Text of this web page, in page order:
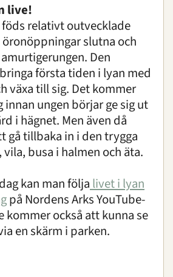
live!
relativt outvecklade
slutna och
Den
första tiden i lyan med
växa till sig. Det kommer
ungen börjar ge sig ut
i hägnet. Men även då
gå tillbaka in i den trygga
busa i halmen och äta.
kan man följa livet i lyan
på Nordens Arks YouTube-
kommer också att kunna se
en skärm i parken.